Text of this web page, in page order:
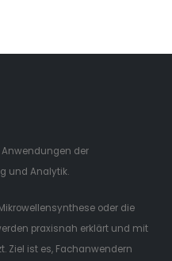
der
und Analytik.
oder die
praxisnah erklärt und mit
Ziel ist es, Fachanwendern